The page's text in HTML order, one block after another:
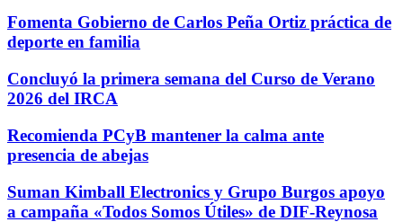
Fomenta Gobierno de Carlos Peña Ortiz práctica de
deporte en familia
Concluyó la primera semana del Curso de Verano
2026 del IRCA
Recomienda PCyB mantener la calma ante
presencia de abejas
Suman Kimball Electronics y Grupo Burgos apoyo
a campaña «Todos Somos Útiles» de DIF-Reynosa